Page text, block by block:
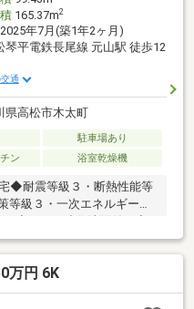
165.37m2
2025年7月(築1年2ヶ月)
琴平電鉄長尾線 元山駅 徒歩12
通
県高松市木太町
駐車場あり
ン 浴室乾燥機
◆耐震等級３・断熱性能等
等級３・一次エネルギー等
万円 6K